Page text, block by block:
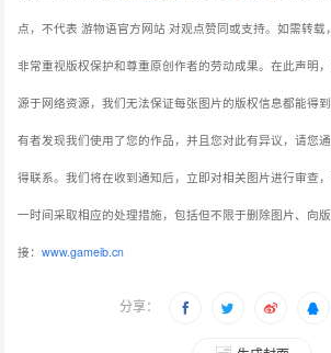
点，不代表 游物语官方网站 对观点赞同或支持。如需转载
非常重视版权保护和尊重原创作者的劳动成果。在此声明
源于网络资源，我们无法保证每张图片的版权信息都能得
有者发现我们使用了您的作品，并且您对此有异议，请您
得联系。我们将在收到通知后，立即对相关图片进行审查
一时间采取相应的处理措施，包括但不限于删除图片、向
接：www.gameib.cn
分享：